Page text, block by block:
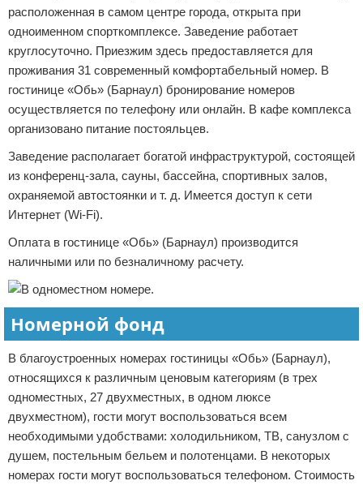
расположенная в самом центре города, открыта при
одноименном спорткомплексе. Заведение работает
круглосуточно. Приезжим здесь предоставляется для
проживания 31 современный комфортабельный номер. В
гостинице «Обь» (Барнаул) бронирование номеров
осуществляется по телефону или онлайн. В кафе комплекса
организовано питание постояльцев.
Заведение располагает богатой инфраструктурой, состоящей
из конференц-зала, сауны, бассейна, спортивных залов,
охраняемой автостоянки и т. д. Имеется доступ к сети
Интернет (Wi-Fi).
Оплата в гостинице «Обь» (Барнаул) производится
наличными или по безналичному расчету.
Номерной фонд
В благоустроенных номерах гостиницы «Обь» (Барнаул),
относящихся к различным ценовым категориям (в трех
одноместных, 27 двухместных, в одном люксе
двухместном), гости могут воспользоваться всем
необходимыми удобствами: холодильником, ТВ, санузлом с
душем, постельным бельем и полотенцами. В некоторых
номерах гости могут воспользоваться телефоном. Стоимость